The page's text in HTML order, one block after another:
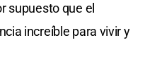
supuesto que el
increíble para vivir y